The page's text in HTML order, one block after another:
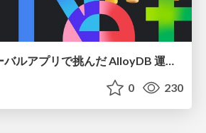
メルカリのグローバルアプリで挑んだ AlloyDB 運用と課題解決の実践記
0 230